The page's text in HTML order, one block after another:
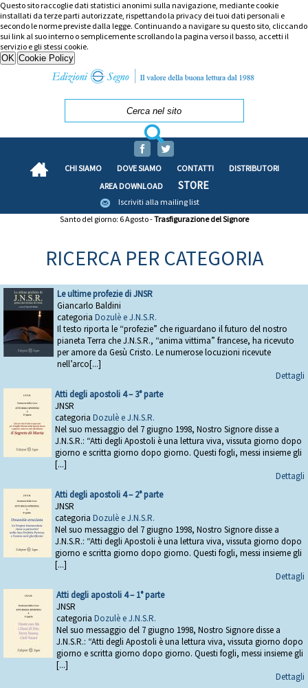
Questo sito raccoglie dati statistici anonimi sulla navigazione, mediante cookie
installati da terze parti autorizzate, rispettando la privacy dei tuoi dati personali e
secondo le norme previste dalla legge. Continuando a navigare su questo sito, cliccando
sui link al suo interno o semplicemente scrollando la pagina verso il basso, accetti il
servizio e gli stessi cookie.
CHI SIAMO DOVE SIAMO CONTATTI
DISTRIBUTORI
AREA DOWNLOAD
STORE
Iscriviti alla mailing list
Santo del giorno: 6 Agosto -Trasfigurazione del Signore
RICERCA PER CATEGORIA
Le ultime profezie di JNSR
Giancarlo Baldini
categoria Dozulè e J.N.S.R.
Il testo riporta le “profezie” che riguardano il futuro del nostro
pianeta Terra che J.N.S.R., “anima vittima” francese, ha ricevuto
per amore da Gesù Cristo. Le numerose locuzioni ricevute
nell’arco[...]
Dettagli
Atti degli apostoli 4 – 3° parte
JNSR
categoria Dozulè e J.N.S.R.
Nel suo messaggio del 7 giugno 1998, Nostro Signore disse a
J.N.S.R.: “Atti degli Apostoli è una lettura viva, vissuta giorno dopo
giorno e scritta giorno dopo giorno. Questi fogli, messi insieme gli
[...]
Dettagli
Atti degli apostoli 4 – 2° parte
JNSR
categoria Dozulè e J.N.S.R.
Nel suo messaggio del 7 giugno 1998, Nostro Signore disse a
J.N.S.R.: “Atti degli Apostoli è una lettura viva, vissuta giorno dopo
giorno e scritta giorno dopo giorno. Questi fogli, messi insieme gli
[...]
Dettagli
Atti degli apostoli 4 – 1° parte
JNSR
categoria Dozulè e J.N.S.R.
Nel suo messaggio del 7 giugno 1998, Nostro Signore disse a
J.N.S.R.: “Atti degli Apostoli è una lettura viva, vissuta giorno dopo
giorno e scritta giorno dopo giorno. Questi fogli, messi insieme gli
[...]
Dettagli